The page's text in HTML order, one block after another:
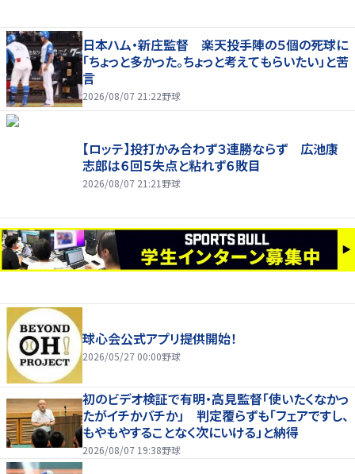
日本ハム・新庄監督 楽天投手陣の５個の死球に
「ちょっと多かった。ちょっと考えてもらいたい」と苦
言
2026/08/07 21:22野球
【ロッテ】投打かみ合わず３連勝ならず 広池康
志郎は６回５失点と粘れず６敗目
2026/08/07 21:21 野球
球心会公式アプリ提供開始！
2026/05/27 00:00野球
初のビデオ検証で有明・高見監督「使いたくなかっ
たがイチかバチか」 判定覆らずも「フェアですし、
もやもやすることなく次にいける」と納得
2026/08/07 19:38野球